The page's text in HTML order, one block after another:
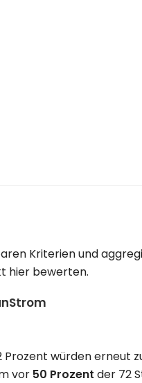
Kriterien und
hier bewerten.
Prozent würden erneut
vor 50 Prozent der 72